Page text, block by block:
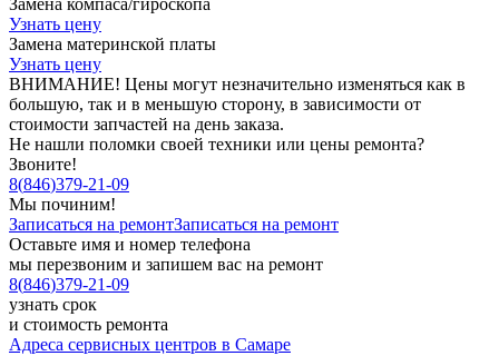
Замена компаса/гироскопа
Узнать цену
Замена материнской платы
Узнать цену
ВНИМАНИЕ! Цены могут незначительно изменяться как в
большую, так и в меньшую сторону, в зависимости от
стоимости запчастей на день заказа.
Не нашли поломки своей техники или цены ремонта?
Звоните!
8(846)379-21-09
Мы починим!
Записаться на ремонтЗаписаться на ремонт
Оставьте имя и номер телефона
мы перезвоним и запишем вас на ремонт
8(846)379-21-09
узнать срок
и стоимость ремонта
Адреса сервисных центров в Самаре